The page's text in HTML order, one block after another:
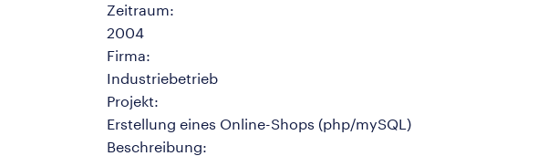
Zeitraum:
2004
Firma:
Industriebetrieb
Projekt:
Erstellung eines Online-Shops (php/mySQL)
Beschreibung: